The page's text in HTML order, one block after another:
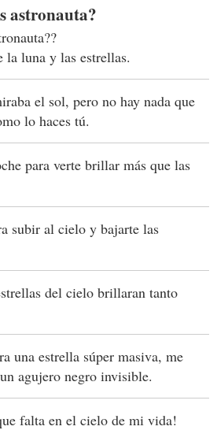
astronauta?
la luna y las estrellas.
el sol, pero no hay nada que
lo haces tú.
para verte brillar más que las
subir al cielo y bajarte las
del cielo brillaran tanto
una estrella súper masiva, me
agujero negro invisible.
falta en el cielo de mi vida!